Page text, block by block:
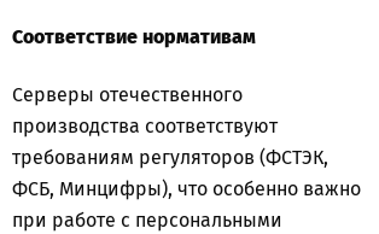
Соответствие нормативам
Серверы отечественного
производства соответствуют
требованиям регуляторов (ФСТЭК,
ФСБ, Минцифры), что особенно важно
при работе с персональными